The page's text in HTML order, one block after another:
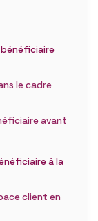
le cadre
avant
à la
client en